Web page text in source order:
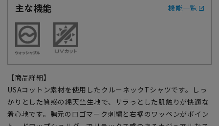
主な機能
機能一覧
【商品詳細】
USAコットン素材を使用したクルーネックTシャツです。しっ
かりとした質感の綿天竺生地で、サラっとした肌触りが快適な
着心地です。胸元のロゴマーク刺繍と右裾のワッペンがポイン